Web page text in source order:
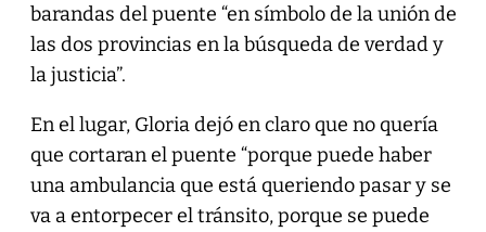
barandas del puente “en símbolo de la unión de
las dos provincias en la búsqueda de verdad y
la justicia”.
En el lugar, Gloria dejó en claro que no quería
que cortaran el puente “porque puede haber
una ambulancia que está queriendo pasar y se
va a entorpecer el tránsito, porque se puede